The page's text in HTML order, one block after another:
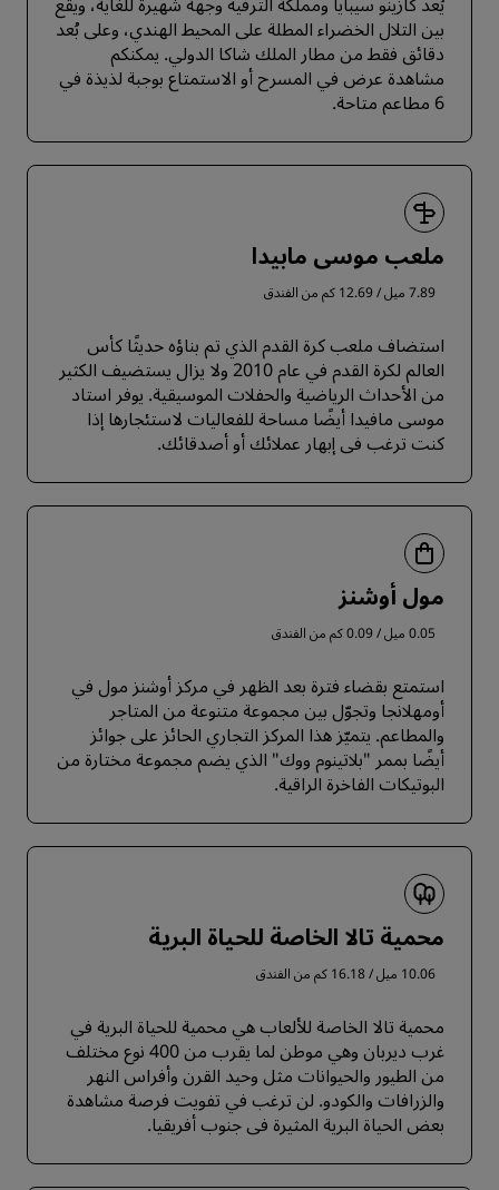
بين التلال الخضراء المطلة على المحيط الهندي، وعلى بُعد
دقائق فقط من مطار الملك شاكا الدولي. يمكنكم
مشاهدة عرض في المسرح أو الاستمتاع بوجبة لذيذة في
6 مطاعم متاحة.
ملعب موسى مابيدا
7.89 ميل / 12.69 كم من الفندق
استضاف ملعب كرة القدم الذي تم بناؤه حديثًا كأس
العالم لكرة القدم في عام 2010 ولا يزال يستضيف الكثير
من الأحداث الرياضية والحفلات الموسيقية. يوفر استاد
موسى مافيدا أيضًا مساحة للفعاليات لاستئجارها إذا
كنت ترغب في إبهار عملائك أو أصدقائك.
مول أوشنز
0.05 ميل / 0.09 كم من الفندق
استمتع بقضاء فترة بعد الظهر في مركز أوشنز مول في
أومهلانجا وتجوّل بين مجموعة متنوعة من المتاجر
والمطاعم. يتميّز هذا المركز التجاري الحائز على جوائز
أيضًا بممر "بلاتينوم ووك" الذي يضم مجموعة مختارة من
البوتيكات الفاخرة الراقية.
محمية تالا الخاصة للحياة البرية
10.06 ميل / 16.18 كم من الفندق
محمية تالا الخاصة للألعاب هي محمية للحياة البرية في
غرب ديربان وهي موطن لما يقرب من 400 نوع مختلف
من الطيور والحيوانات مثل وحيد القرن وأفراس النهر
والزرافات والكودو. لن ترغب في تفويت فرصة مشاهدة
بعض الحياة البرية المثيرة في جنوب أفريقيا.